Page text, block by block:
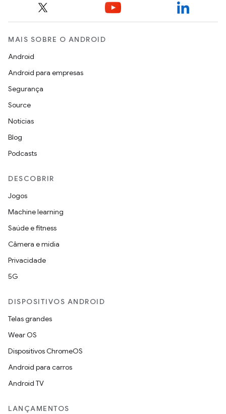
MAIS SOBRE O ANDROID
Android
Android para empresas
Segurança
Source
Notícias
Blog
Podcasts
DESCOBRIR
Jogos
Machine learning
Saúde e fitness
Câmera e mídia
Privacidade
5G
DISPOSITIVOS ANDROID
Telas grandes
Wear OS
Dispositivos ChromeOS
Android para carros
Android TV
LANÇAMENTOS